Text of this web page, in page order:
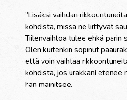
”Lisäksi vaihdan
kohdista, missä ne liittyvät
Tiilenvaihtoa tulee ehkä parin
Olen kuitenkin sopinut
että voin vaihtaa
kohdista, jos urakkani etenee
hän mainitsee.